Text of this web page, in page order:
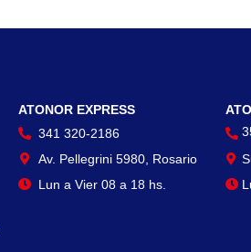
ATONOR EXPRESS
341 320-2186
Av. Pellegrini 5980, Rosario
Lun a Vier 08 a 18 hs.